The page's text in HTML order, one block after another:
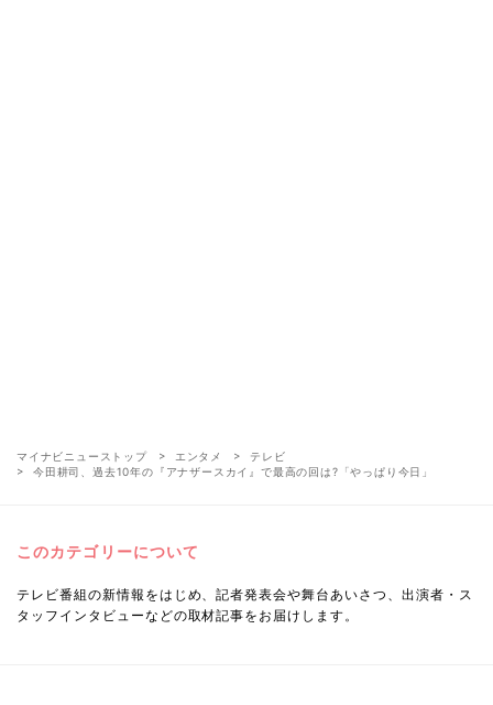
マイナビニューストップ エンタメ
テレビ
今田耕司、過去10年の『アナザースカイ』で最高の回は?「やっぱり今日」
このカテゴリーについて
テレビ番組の新情報をはじめ、記者発表会や舞台あいさつ、出演者・ス
タッフインタビューなどの取材記事をお届けします。